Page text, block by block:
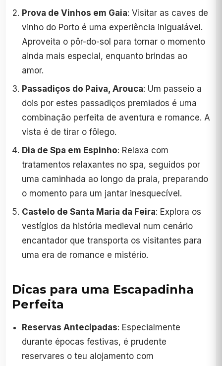
Prova de Vinhos em Gaia: Visitar as caves de
vinho do Porto é uma experiência inigualável.
Aproveita o pôr-do-sol para tornar o momento
ainda mais especial, enquanto brindas ao
amor.
Passadiços do Paiva, Arouca: Um passeio a
dois por estes passadiços premiados é uma
combinação perfeita de aventura e romance. A
vista é de tirar o fôlego.
Dia de Spa em Espinho: Relaxa com
tratamentos relaxantes no spa, seguidos por
uma caminhada ao longo da praia, preparando
o momento para um jantar inesquecível.
Castelo de Santa Maria da Feira: Explora os
vestígios da história medieval num cenário
encantador que transporta os visitantes para
uma era de romance e mistério.
Dicas para uma Escapadinha
Perfeita
Reservas Antecipadas: Especialmente
durante épocas festivas, é prudente
reservares o teu alojamento com